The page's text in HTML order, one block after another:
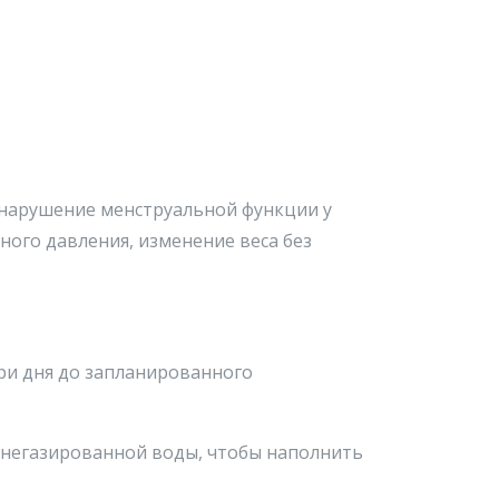
менструальной функции у
давления, изменение веса без
дня до запланированного
воды, чтобы наполнить